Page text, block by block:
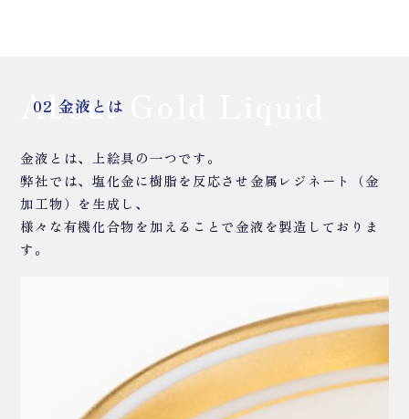
02 金液とは
About Gold Liquid
金液とは、上絵具の一つです。
弊社では、塩化金に樹脂を反応させ金属レジネート（金
加工物）を生成し、
様々な有機化合物を加えることで金液を製造しておりま
す。